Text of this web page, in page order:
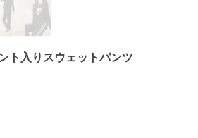
ト入りスウェットパンツ